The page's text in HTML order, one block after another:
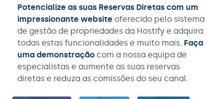
Potencialize as suas Reservas Diretas com um
impressionante website oferecido pelo sistema
de gestão de propriedades da Hostify e adquira
todas estas funcionalidades e muito mais. Faça
uma demonstração com a nossa equipa de
especialistas e aumente as suas reservas
diretas e reduza as comissões do seu canal.